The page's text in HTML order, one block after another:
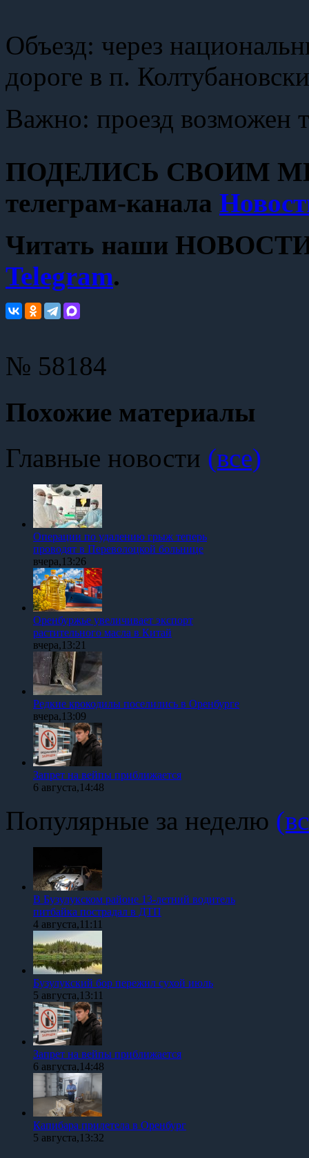
Объезд: через
дороге в п.
Важно: проезд возможен
ПОДЕЛИСЬ СВОИМ
телеграм-канала
Читать наши НОВОСТИ
Telegram.
№ 58184
Похожие материалы
Главные новости (все)
Операции по удалению грыж теперь
проводят в Переволоцкой больнице
вчера,13:26
Оренбуржье увеличивает экспорт
растительного масла в Китай
вчера,13:21
Редкие крокодилы поселились в Оренбурге
вчера,13:09
Запрет на вейпы приближается
6 августа,14:48
Популярные за неделю
В Бузулукском районе 13-летний водитель
питбайка пострадал в ДТП
4 августа,11:11
Бузулукский бор пережил сухой июль
5 августа,13:11
Запрет на вейпы приближается
6 августа,14:48
Капибара прилетела в Оренбург
5 августа,13:32